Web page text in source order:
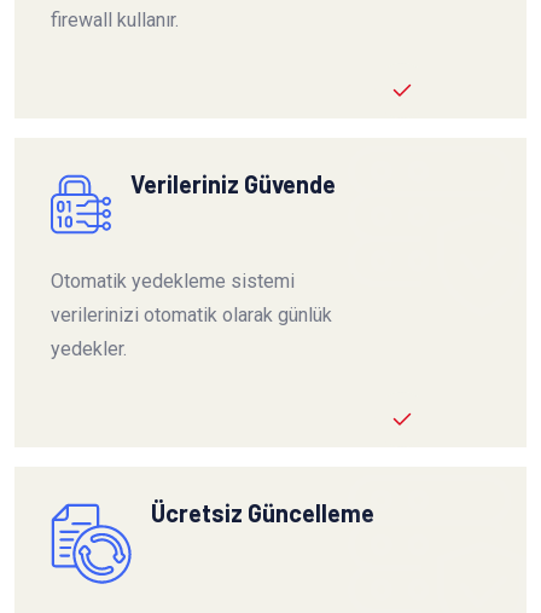
firewall kullanır.
Verileriniz Güvende
Otomatik yedekleme sistemi
verilerinizi otomatik olarak günlük
yedekler.
Ücretsiz Güncelleme